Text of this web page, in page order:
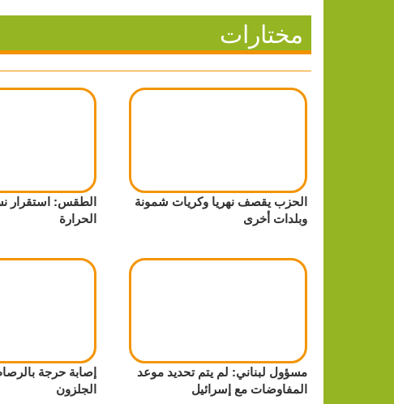
مختارات
الحزب يقصف نهريا وكريات شمونة
وبلدات أخرى
الطقس: استقرار
الحرارة
مسؤول لبناني: لم يتم تحديد موعد
المفاوضات مع إسرائيل
إصابة حرجة
الجلزون